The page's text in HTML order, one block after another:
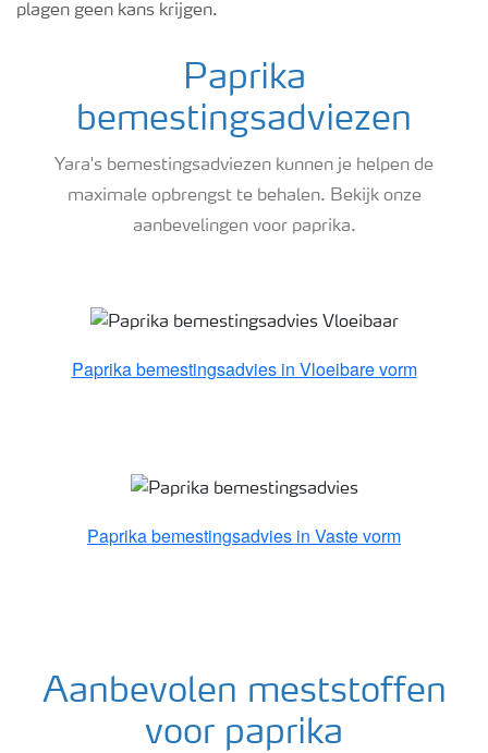
plagen geen kans krijgen.
Paprika
bemestingsadviezen
Yara's bemestingsadviezen kunnen je helpen de
maximale opbrengst te behalen. Bekijk onze
aanbevelingen voor paprika.
Paprika bemestingsadvies
Paprika bemestingsadvies in Vloeibare vorm
Paprika bemestingsadvies in Vaste vorm
Aanbevolen meststoffen
voor paprika